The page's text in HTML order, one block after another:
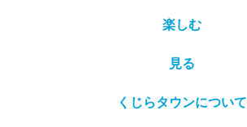
楽しむ
見る
くじらタウンについて